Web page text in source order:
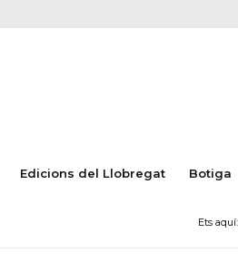
Edicions del Llobregat Botiga
Ets aquí: